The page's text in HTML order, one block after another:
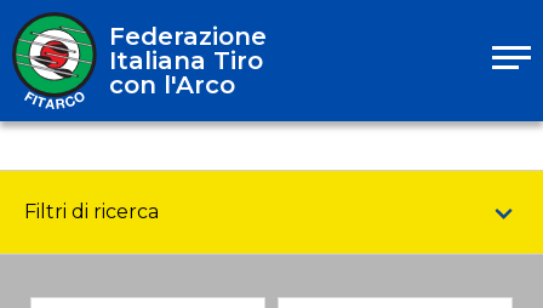
Federazione
Italiana Tiro
con l'Arco
Filtri di ricerca